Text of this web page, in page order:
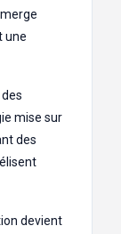
une
mise sur
des
devient